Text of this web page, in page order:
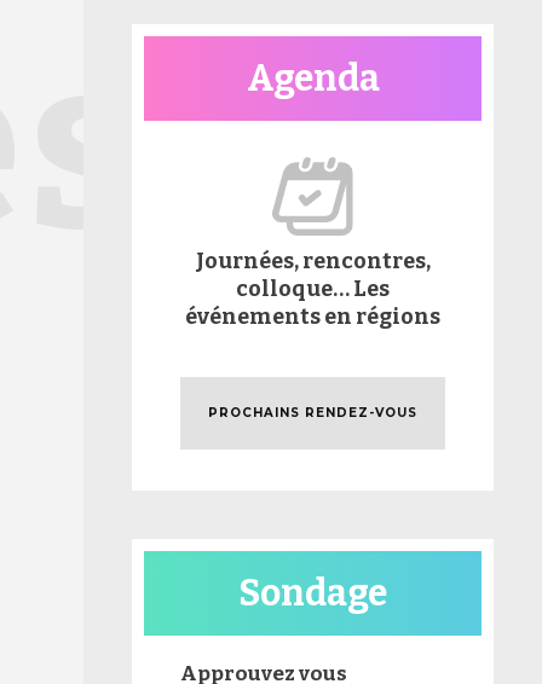
Agenda
Journées, rencontres,
colloque… Les
événements en régions
PROCHAINS RENDEZ-VOUS
Sondage
Approuvez vous